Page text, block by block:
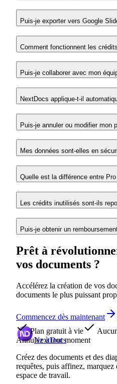
Puis-je exporter vers Google
Comment fonctionnent les
Puis-je collaborer avec mon
NextDocs applique-t-il
Puis-je annuler ou modifier mon
Mes données sont-elles en
Quelle est la différence entre
Les crédits inutilisés sont-ils
Puis-je obtenir un
Prêt à
vos documents ?
Accélérez la création de vos
documents le plus puissant
Commencez dès maintenant
Plan gratuit à vie
Annulez à tout moment
NextDocs
Créez des documents et des
requêtes, puis affinez,
espace de travail.